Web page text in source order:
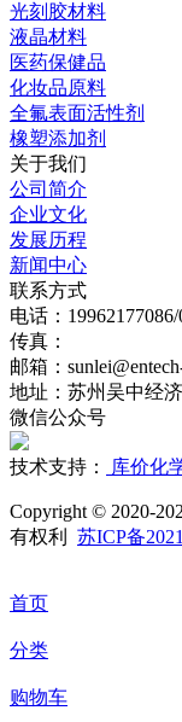
光刻胶材料
液晶材料
医药保健品
化妆品原料
全氟表面活性剂
橡塑添加剂
关于我们
公司简介
企业文化
发展历程
新闻中心
联系方式
电话：19962177086/
传真：
邮箱：
地址：苏州吴中经
微信公众号
技术支持： 库价化
Copyright © 2020-
有权利 苏ICP备
首页
分类
购物车